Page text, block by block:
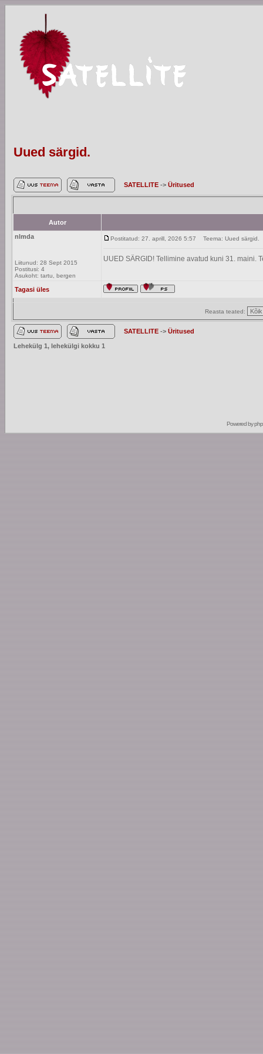
Uued särgid.
SATELLITE -> Üritused
Autor
nlmda
Liitunud: 28 Sept 2015
Postitusi: 4
Asukoht: tartu, bergen
Postitatud: 27. aprill, 2026 5:57 Teema: Uued särgid.
UUED SÄRGID! Tellimine avatud kuni 31. maini.
Tagasi üles
Reasta teated:
SATELLITE -> Üritused
Lehekülg 1, lehekülgi kokku 1
Powered by